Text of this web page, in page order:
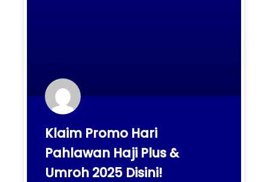
Klaim Promo Hari
Pahlawan Haji Plus &
Umroh 2025 Disini!